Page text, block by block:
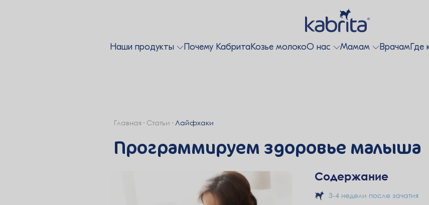
Наши продукты Почему КабритаКозье молокоО нас Мамам ВрачамГде
Главная Статьи Лайфхаки
Программируем здоровье малыша
Содержание
3-4 недели после зачатия